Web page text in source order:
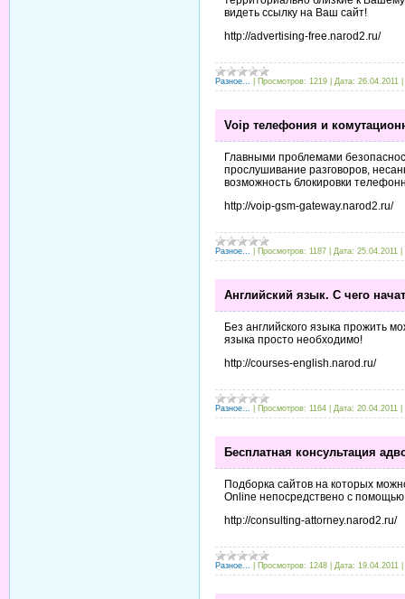
видеть ссылку на Ваш сайт!
http://advertising-free.narod2.ru/
Разное... Просмотров: 1219 Дата: 26.04.2011
Voip телефония и
Главными проблемами
прослушивание разговоров,
возможность блокировки
http://voip-gsm-gateway.narod2.ru/
Разное... Просмотров: 1187 Дата: 25.04.2011
Английский язык. С чего
Без английского языка прожить
языка просто необходимо!
http://courses-english.narod.ru/
Разное... Просмотров: 1164 Дата: 20.04.2011
Бесплатная консультация
Подборка сайтов на которых
Online непосредствено с
http://consulting-attorney.narod2.ru/
Разное... Просмотров: 1248 Дата: 19.04.2011